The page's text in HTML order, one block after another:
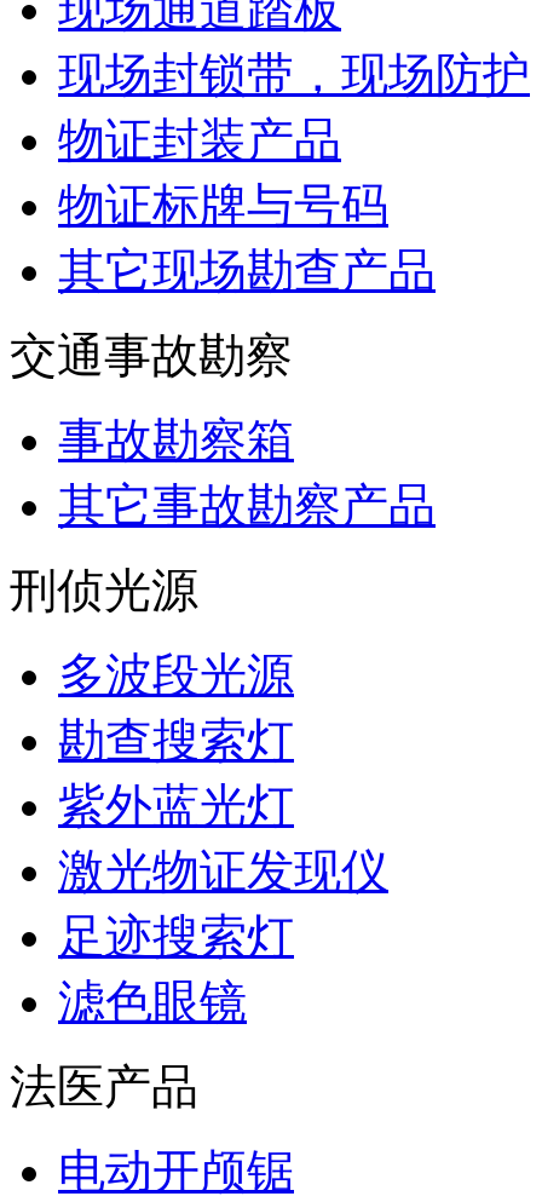
现场封锁带，现场防护
物证封装产品
物证标牌与号码
其它现场勘查产品
交通事故勘察
事故勘察箱
其它事故勘察产品
刑侦光源
多波段光源
勘查搜索灯
紫外蓝光灯
激光物证发现仪
足迹搜索灯
滤色眼镜
法医产品
电动开颅锯